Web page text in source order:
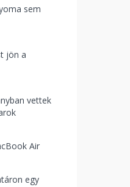
sem
jön a
vettek
Air
egy